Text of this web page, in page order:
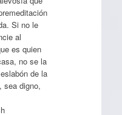
Si no le
al
es quien
no se la
de la
sea digno,